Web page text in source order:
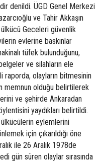
denildi. ÜGD Genel Merkezi
ve Tahir Akkaşın
Geceleri güvenlik
evlerine baskınlar
tüfek bulunduğunu,
ve silahların ele
raporda, olayların bitmesinin
memnun olduğu belirtilerek
ve şehirde Ankaradan
yaydıkları belirtildi.
eylemlerini
için çıkarıldığı öne
ile 26 Aralık 1978de
gün süren olaylar sırasında